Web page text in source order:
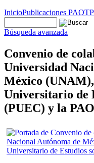
InicioPublicaciones PAOT
Búsqueda avanzada
Convenio de
Universidad
México
Universitario de
(PUEC) y la